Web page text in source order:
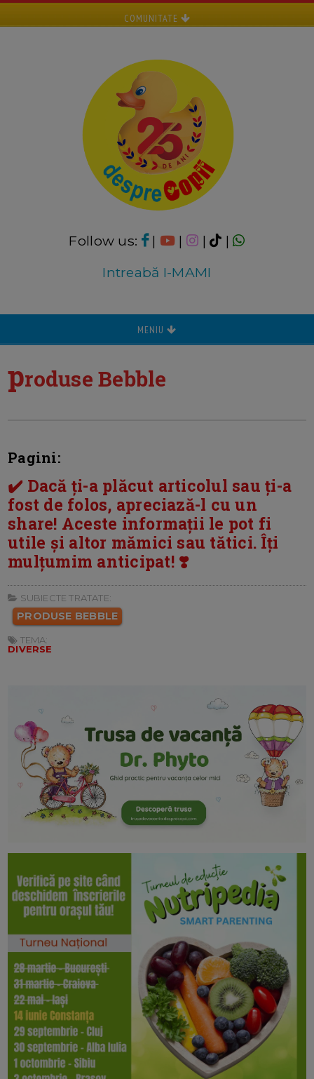
COMUNITATE
Follow us: | | |
|
Intreabă I-MAMI
MENIU
produse Bebble
Pagini:
✔️ Dacă ți-a plăcut articolul sau ți-a
fost de folos, apreciază-l cu un
share! Aceste informații le pot fi
utile și altor mămici sau tătici. Îți
mulțumim anticipat! ❣️
SUBIECTE TRATATE:
PRODUSE BEBBLE
TEMA:
DIVERSE